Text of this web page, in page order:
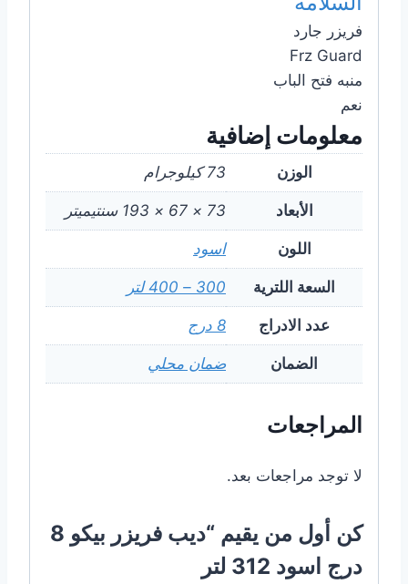
فريزر جارد
Frz Guard
منبه فتح الباب
نعم
معلومات إضافية
الوزن 73 كيلوجرام
الأبعاد 73 × 67 × 193 سنتيميتر
اللون اسود
السعة اللترية 300 – 400 لتر
عدد الادراج 8 درج
الضمان ضمان محلي
المراجعات
لا توجد مراجعات بعد.
كن أول من يقيم “ديب فريزر بيكو 8
درج اسود 312 لتر